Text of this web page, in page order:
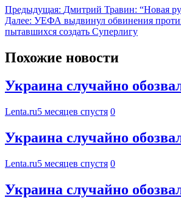
Предыдущая: Дмитрий Травин: “Новая
Далее: УЕФА выдвинул обвинения
пытавшихся создать Суперлигу
Похожие новости
Украина случайно
Lenta.ru5 месяцев спустя 0
Украина случайно
Lenta.ru5 месяцев спустя 0
Украина случайно